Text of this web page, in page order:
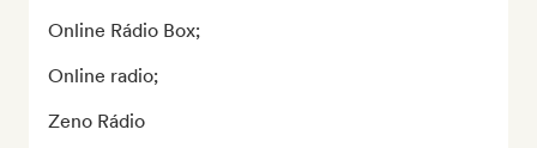
Online Rádio Box;
Online radio;
Zeno Rádio